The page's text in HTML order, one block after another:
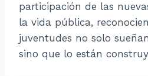
participación de las
la vida pública,
juventudes no solo
sino que lo están